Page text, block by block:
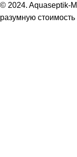
© 2024. Aquaseptik-
разумную стоимость